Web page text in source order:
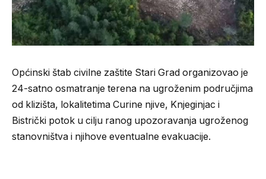
Općinski štab civilne zaštite Stari Grad organizovao je
24-satno osmatranje terena na ugroženim područjima
od klizišta, lokalitetima Curine njive, Knjeginjac i
Bistrički potok u cilju ranog upozoravanja ugroženog
stanovništva i njihove eventualne evakuacije.